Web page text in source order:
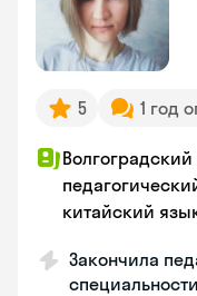
5 1 год
китайский
Закончила